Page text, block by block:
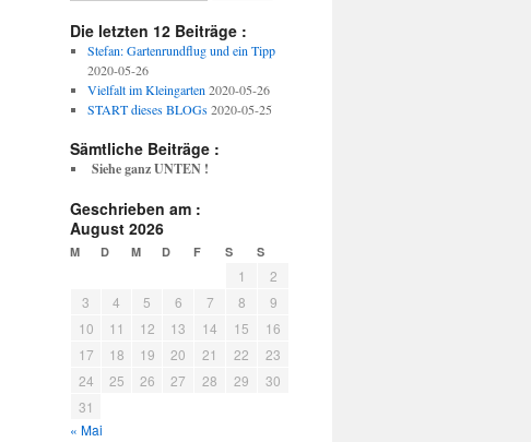
Die letzten 12 Beiträge :
Stefan: Gartenrundflug und ein Tipp
2020-05-26
Vielfalt im Kleingarten 2020-05-26
START dieses BLOGs 2020-05-25
Sämtliche Beiträge :
Siehe ganz UNTEN !
Geschrieben am :
August 2026
M D M D F S S
1
2
3
4 5 6 7 8
9
10
11 12 13 14 15
16
17
18 19 20 21 22
23
24
25 26 27 28 29
30
31
« Mai